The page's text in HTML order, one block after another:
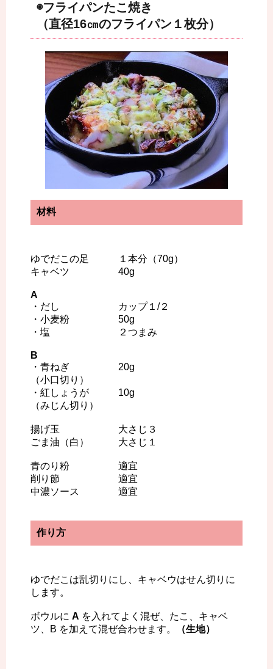
◉フライパンたこ焼き
（直径16㎝のフライパン１枚分）
材料
ゆでだこの足 １本分（70g）
キャベツ 40g
A
・だし カップ１/２
・小麦粉 50g
・塩 ２つまみ
B
・青ねぎ 20g
（小口切り）
・紅しょうが 10g
（みじん切り）
揚げ玉 大さじ３
ごま油（白） 大さじ１
青のり粉 適宜
削り節 適宜
中濃ソース 適宜
作り方
ゆでだこは乱切りにし、キャベウはせん切りに
します。
ボウルに A を入れてよく混ぜ、たこ、キャベ
ツ、B を加えて混ぜ合わせます。
（生地）